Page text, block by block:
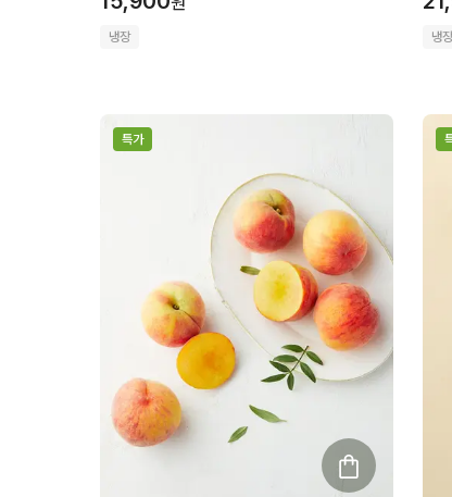
냉장 냉장
특가